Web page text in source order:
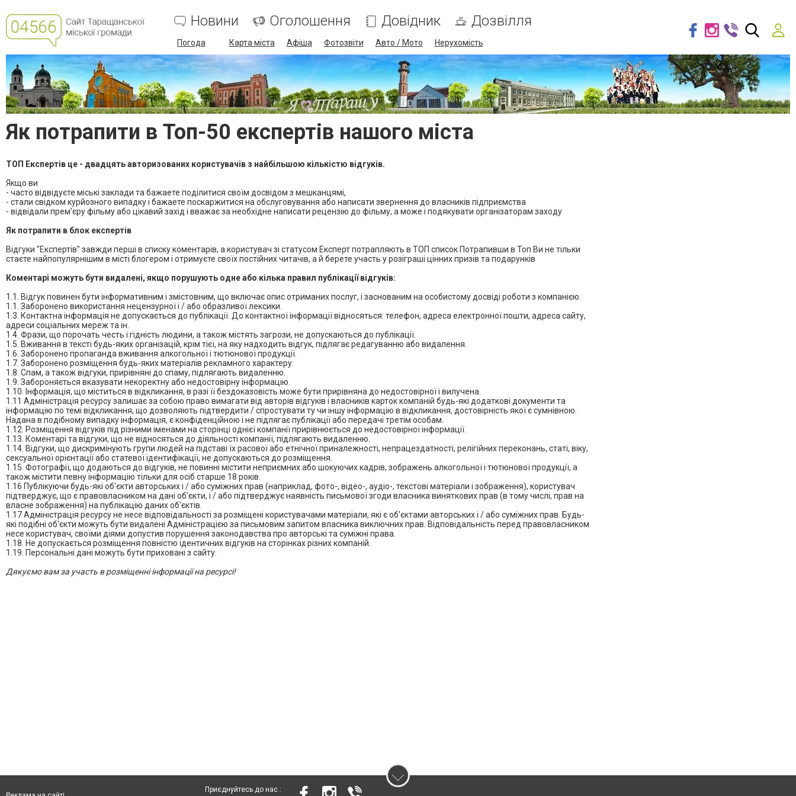
Новини Оголошення Довідник Дозвілля
Погода Карта міста Афіша Фотозвіти Авто / Мото Нерухомість
Як потрапити в Топ-50 експертів нашого міста
ТОП Експертів це - двадцять авторизованих користувачів з найбільшою кількістю відгуків.
Якщо ви
- часто відвідуєте міські заклади та бажаете поділитися своїм досвідом з мешканцямi,
- стали свідком курйозного випадку і бажаете поскаржитися на обслуговування або написати звернення до власників підприємства
- відвідали прем'єру фільму або цікавий захід і вважає за необхідне написати рецензію до фільму, а може і подякувати організаторам заходу
Як потрапити в блок експертів
Відгуки "Експертів" завжди перші в списку коментарів, а користувач зі статусом Експерт потрапляють в ТОП список Потрапивши в Топ Ви не тільки
стаєте найпопулярнішим в місті блогером і отримуєте своїх постійних читачів, а й берете участь у розіграші цінних призів та подарунків
Коментарі можуть бути видалені, якщо порушують одне або кілька правил публікації відгуків:
1.1. Відгук повинен бути інформативним і змістовним, що включає опис отриманих послуг, і заснованим на особистому досвіді роботи з компанією.
1.1. Заборонено використання нецензурної і / або образливої лексики.
1.3. Контактна інформація не допускається до публікації. До контактної інформації відносяться: телефон, адреса електронної пошти, адреса сайту,
адреси соціальних мереж та ін.
1.4. Фрази, що порочать честь і гідність людини, а також містять загрози, не допускаються до публікації.
1.5. Вживання в тексті будь-яких організацій, крім тієї, на яку надходить відгук, підлягає редагуванню або видалення.
1.6. Заборонено пропаганда вживання алкогольної і тютюнової продукції.
1.7. Заборонено розміщення будь-яких матеріалів рекламного характеру.
1.8. Спам, а також відгуки, прирівняні до спаму, підлягають видаленню.
1.9. Забороняється вказувати некоректну або недостовірну інформацію.
1.10. Інформація, що міститься в відкликання, в разі її бездоказовість може бути прирівняна до недостовірної і вилучена.
1.11 Адміністрація ресурсу залишає за собою право вимагати від авторів відгуків і власників карток компаній будь-які додаткові документи та
інформацію по темі відкликання, що дозволяють підтвердити / спростувати ту чи іншу інформацію в відкликання, достовірність якої є сумнівною.
Надана в подібному випадку інформація, є конфіденційною і не підлягає публікації або передачі третім особам.
1.12. Розміщення відгуків під різними іменами на сторінці однієї компанії прирівнюється до недостовірної інформації.
1.13. Коментарі та відгуки, що не відносяться до діяльності компанії, підлягають видаленню.
1.14. Відгуки, що дискримінують групи людей на підставі їх расової або етнічної приналежності, непрацездатності, релігійних переконань, статі, віку,
сексуальної орієнтації або статевої ідентифікації, не допускаються до розміщення.
1.15. Фотографії, що додаються до відгуків, не повинні містити неприємних або шокуючих кадрів, зображень алкогольної і тютюнової продукції, а
також містити певну інформацію тільки для осіб старше 18 років.
1.16 Публікуючи будь-які об'єкти авторських і / або суміжних прав (наприклад, фото-, відео-, аудіо-, текстові матеріали і зображення), користувач
підтверджує, що є правовласником на дані об'єкти, і / або підтверджує наявність письмової згоди власника виняткових прав (в тому числі, прав на
власне зображення) на публікацію даних об'єктів.
1.17 Адміністрація ресурсу не несе відповідальності за розміщені користувачами матеріали, які є об'єктами авторських і / або суміжних прав. Будь-
які подібні об'єкти можуть бути видалені Адміністрацією за письмовим запитом власника виключних прав. Відповідальність перед правовласником
несе користувач, своїми діями допустив порушення законодавства про авторські та суміжні права.
1.18. Не допускається розміщення повністю ідентичних відгуків на сторінках різних компаній.
1.19. Персональні дані можуть бути приховані з сайту.
Дякуємо вам за участь в розміщенні інформації на ресурсі!
Приєднуйтесь до нас :